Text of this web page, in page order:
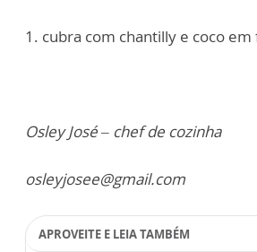
1. cubra com chantilly e coco em
Osley José – chef de cozinha
osleyjosee@gmail.com
APROVEITE E LEIA TAMBÉM